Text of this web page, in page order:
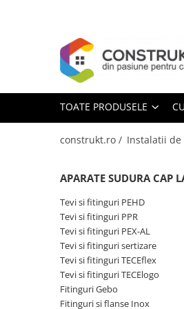
Toate Produsele
Centrale termice
Termoseminee, seminee si sobe
Cazane pe combustibil solid
Termostate de ambient
Aeroterme si destratificatoare de
Radiatoare si convectoare
Incalzire in pardoseala
Panouri radiante si incalzitoare cu
TOATE PRODUSELE
construkt.ro / Instalatii de
APARATE SUDURA CAP
Tevi si fitinguri PEHD
Tevi si fitinguri PPR
Tevi si fitinguri PEX-AL
Tevi si fitinguri sertizare
Tevi si fitinguri TECEflex
Tevi si fitinguri TECElogo
Fitinguri Gebo
Fitinguri si flanse Inox